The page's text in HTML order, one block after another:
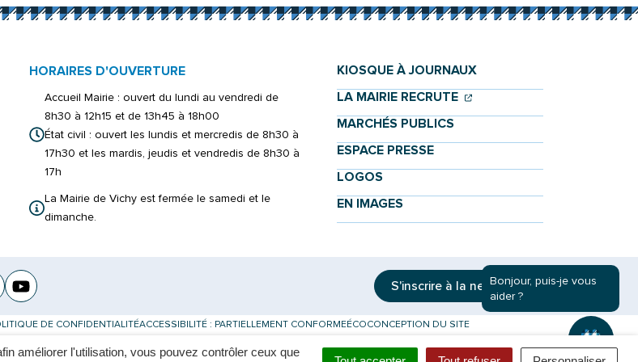
améliorer l'utilisation, vous pouvez contrôler ceux que
HORAIRES D'OUVERTURE
Accueil Mairie : ouvert du lundi au vendredi de
8h30 à 12h15 et de 13h45 à 18h00
État civil : ouvert les lundis et mercredis de 8h30 à
17h30 et les mardis, jeudis et vendredis de 8h30 à
17h
La Mairie de Vichy est fermée le samedi et le
dimanche.
KIOSQUE À JOURNAUX
LA MAIRIE RECRUTE (OUVERTURE DANS UN
(OUVERTURE DANS UN
MARCHÉS PUBLICS
ESPACE PRESSE
LOGOS
EN IMAGES
nouvel onglet)
un nouvel onglet)
dans un nouvel onglet)
dans un nouvel onglet)
YouTube
(ouverture dans un nouvel onglet)
S'inscrire à la newsletter
DE CONFIDENTIALITÉACCESSIBILITÉ : PARTIELLEMENT CONFORMEÉCOCONCEPTION DU SITE
Site réalisé parInovagora (ouverture dans un nouvel onglet)
Bonjour, puis-je vous
aider ?